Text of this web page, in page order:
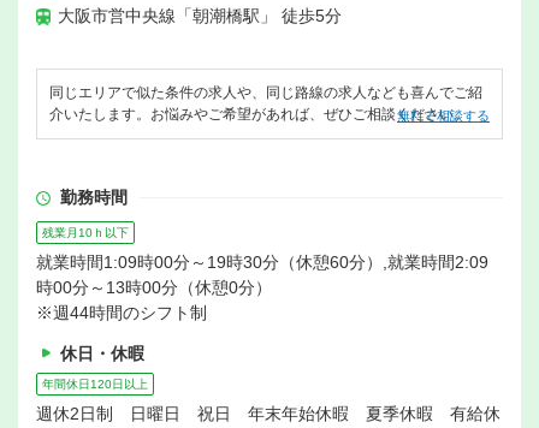
大阪市営中央線「朝潮橋駅」 徒歩5分
同じエリアで似た条件の求人や、同じ路線の求人なども喜んでご紹
介いたします。お悩みやご希望があれば、ぜひご相談ください。
無料で相談する
勤務時間
残業月10ｈ以下
就業時間1:09時00分～19時30分（休憩60分）,就業時間2:09
時00分～13時00分（休憩0分）
※週44時間のシフト制
休日・休暇
年間休日120日以上
週休2日制 日曜日 祝日 年末年始休暇 夏季休暇 有給休